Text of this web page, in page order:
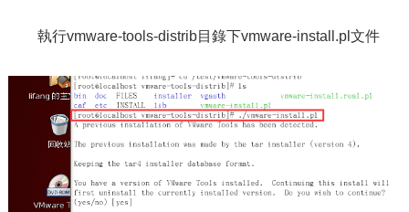
執行vmware-tools-distrib目錄下vmware-install.pl文件